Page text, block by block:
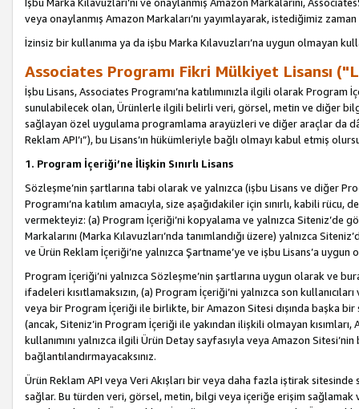
veya onaylanmış Amazon Markaları’nı yayımlayarak, istediğimiz
İzinsiz bir kullanıma ya da işbu Marka Kılavuzları’na uygun olmayan
Associates Programı Fikri Mülkiyet Lisansı
İşbu Lisans, Associates Programı’na katılımınızla ilgili olarak Program
sunulabilecek olan, Ürünlerle ilgili belirli veri, görsel, metin ve diğer
sağlayan özel uygulama programlama arayüzleri ve diğer araçlar da
Reklam API’ı”), bu Lisans’ın hükümleriyle bağlı olmayı kabul etmiş
1. Program İçeriği’ne İlişkin Sınırlı Lisans
Sözleşme’nin şartlarına tabi olarak ve yalnızca (işbu Lisans ve diğer
Programı’na katılım amacıyla, size aşağıdakiler için sınırlı, kabili
vermekteyiz: (a) Program İçeriği’ni kopyalama ve yalnızca Siteniz’de
Markalarını (Marka Kılavuzları’nda tanımlandığı üzere) yalnızca
ve Ürün Reklam İçeriği’ne yalnızca Şartname’ye ve işbu Lisans’a
Program İçeriği’ni yalnızca Sözleşme’nin şartlarına uygun olarak ve
ifadeleri kısıtlamaksızın, (a) Program İçeriği’ni yalnızca son
veya bir Program İçeriği ile birlikte, bir Amazon Sitesi dışında başka
(ancak, Siteniz’in Program İçeriği ile yakından ilişkili olmayan
kullanımını yalnızca ilgili Ürün Detay sayfasıyla veya Amazon
bağlantılandırmayacaksınız.
Ürün Reklam API veya Veri Akışları bir veya daha fazla iştirak
sağlar. Bu türden veri, görsel, metin, bilgi veya içeriğe erişim sağlamak